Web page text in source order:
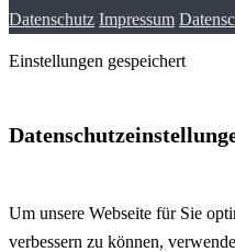
Datenschutz Impressum
Einstellungen gespeichert
Um unsere Webseite für Sie
verbessern zu können,